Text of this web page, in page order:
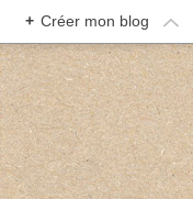
+ Créer mon blog